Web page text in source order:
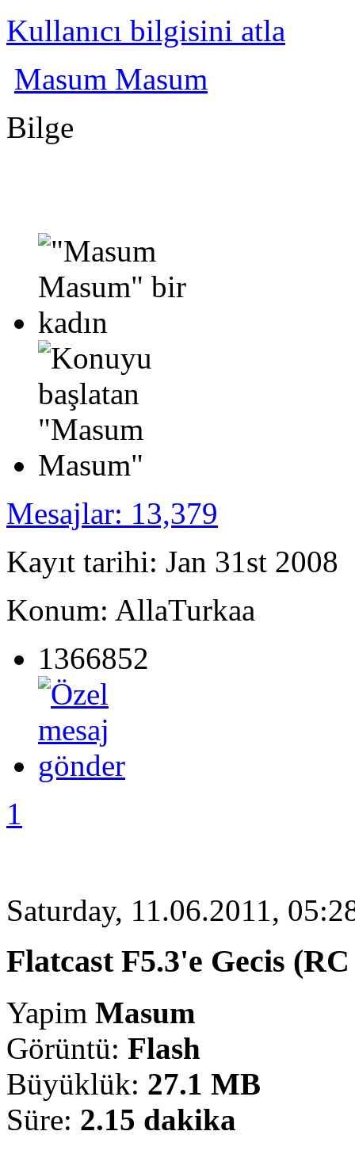
Kullanıcı bilgisini atla
Masum Masum
Bilge
Mesajlar: 13,379
Kayıt tarihi: Jan 31st 2008
Konum: AllaTurkaa
1366852
1
Saturday, 11.06.2011,
Flatcast F5.3'e Gecis
Yapim Masum
Görüntü: Flash
Büyüklük: 27.1 MB
Süre: 2.15 dakika